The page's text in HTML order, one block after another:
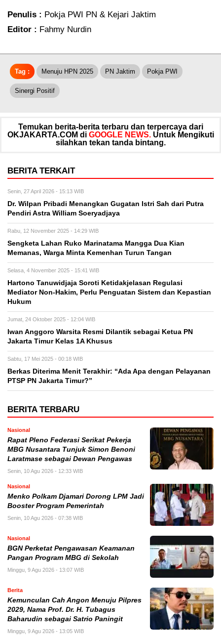
Penulis : Pokja PWI PN & Kejari Jaktim
Editor : Fahmy Nurdin
Tag : Menuju HPN 2025 PN Jaktim Pokja PWI
Sinergi Positif
Temukan berita-berita terbaru dan terpercaya dari
OKJAKARTA.COM di GOOGLE NEWS. Untuk Mengikuti
silahkan tekan tanda bintang.
BERITA TERKAIT
Senin, 27 April 2026 - 15:13 WIB
Dr. Wilpan Pribadi Menangkan Gugatan Istri Sah dari Putra
Pendiri Astra William Soeryadjaya
Rabu, 12 November 2025 - 14:29 WIB
Sengketa Lahan Ruko Marinatama Mangga Dua Kian
Memanas, Warga Minta Kemenhan Turun Tangan
Selasa, 4 November 2025 - 15:41 WIB
Hartono Tanuwidjaja Soroti Ketidakjelasan Regulasi
Mediator Non-Hakim, Perlu Penguatan Sistem dan Kepastian
Hukum
Jumat, 24 Oktober 2025 - 12:04 WIB
Iwan Anggoro Warsita Resmi Dilantik sebagai Ketua PN
Jakarta Timur Kelas 1A Khusus
Sabtu, 17 Mei 2025 - 00:18 WIB
Berkas Diterima Menit Terakhir: “Ada Apa dengan Pelayanan
PTSP PN Jakarta Timur?”
BERITA TERBARU
Nasional
Rapat Pleno Federasi Serikat Pekerja
MBG Nusantara Tunjuk Simon Benoni
Laratmase sebagai Dewan Pengawas
Senin, 10 Agu 2026 - 12:33 WIB
Nasional
Menko Polkam Djamari Dorong LPM Jadi
Booster Program Pemerintah
Senin, 10 Agu 2026 - 07:38 WIB
Nasional
BGN Perketat Pengawasan Keamanan
Pangan Program MBG di Sekolah
Minggu, 9 Agu 2026 - 13:07 WIB
Berita
Kemunculan Cah Angon Menuju Pilpres
2029, Nama Prof. Dr. H. Tubagus
Baharudin sebagai Satrio Paningit
Minggu, 9 Agu 2026 - 13:05 WIB